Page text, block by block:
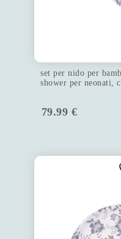
set per nido per
shower per neonati,
79.99 €